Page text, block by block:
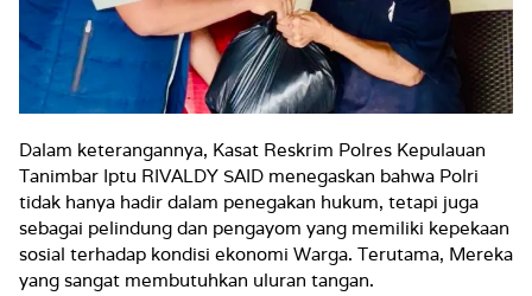
Dalam keterangannya, Kasat Reskrim Polres Kepulauan
Tanimbar Iptu RIVALDY SAID menegaskan bahwa Polri
tidak hanya hadir dalam penegakan hukum, tetapi juga
sebagai pelindung dan pengayom yang memiliki kepekaan
sosial terhadap kondisi ekonomi Warga. Terutama, Mereka
yang sangat membutuhkan uluran tangan.